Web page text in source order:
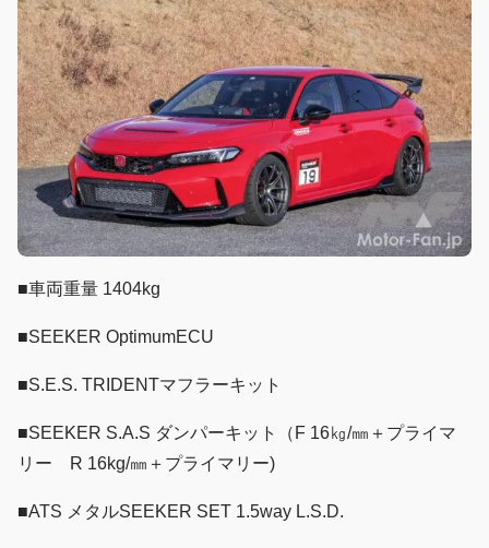
■車両重量 1404kg
■SEEKER OptimumECU
■S.E.S. TRIDENTマフラーキット
■SEEKER S.A.S ダンパーキット（F 16㎏/㎜＋プライマ
リー R 16kg/㎜＋プライマリー)
■ATS メタルSEEKER SET 1.5way L.S.D.